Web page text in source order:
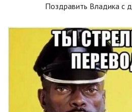
Поздравить Владика с